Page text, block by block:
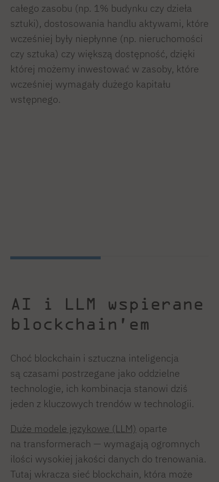
całego zasobu (np. 1% budynku czy dzieła
sztuki), dostosowania handlu aktywami, które
wcześniej były niepłynne (np. nieruchomości
czy sztuka) czy większą dostępność, dzięki
której możemy inwestować w zasoby, które
wcześniej wymagały dużego kapitału
wstępnego.
AI i LLM wspierane
blockchain’em
Choć blockchain i sztuczna inteligencja
są czasami postrzegane jako oddzielne
technologie, ich kombinacja stanowi dziś
jeden z kluczowych trendów w technologii.
Duże modele językowe (LLM) oparte
na transformerach — wymagają ogromnych
ilości wysokiej jakości danych do trenowania.
Tutaj wkracza sieć blockchain, która może